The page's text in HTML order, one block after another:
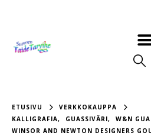
ETUSIVU
VERKKOKAUPPA
KALLIGRAFIA, GUASSIVÄRI,
W&N
WINSOR AND NEWTON DESIGNERS